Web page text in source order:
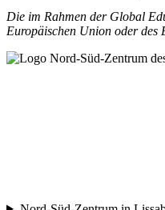
Die im Rahmen der Global
Europäischen Union oder des